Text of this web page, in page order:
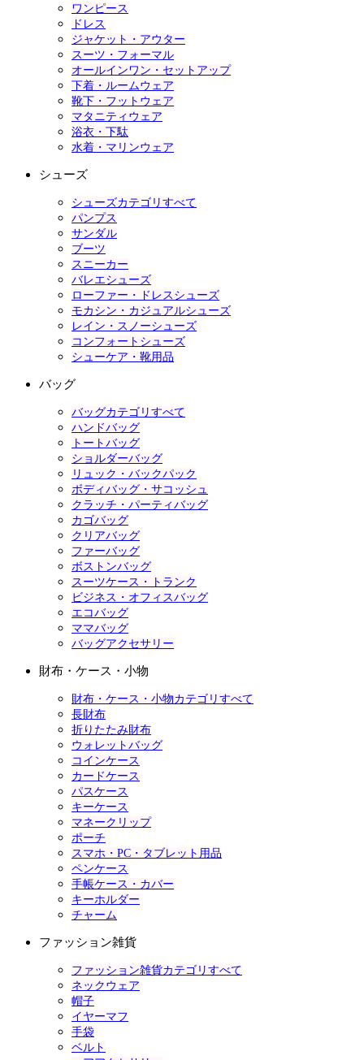
ワンピース
ドレス
ジャケット・アウター
スーツ・フォーマル
オールインワン・セットアップ
下着・ルームウェア
靴下・フットウェア
マタニティウェア
浴衣・下駄
水着・マリンウェア
シューズ
シューズカテゴリすべて
パンプス
サンダル
ブーツ
スニーカー
バレエシューズ
ローファー・ドレスシューズ
モカシン・カジュアルシューズ
レイン・スノーシューズ
コンフォートシューズ
シューケア・靴用品
バッグ
バッグカテゴリすべて
ハンドバッグ
トートバッグ
ショルダーバッグ
リュック・バックパック
ボディバッグ・サコッシュ
クラッチ・パーティバッグ
カゴバッグ
クリアバッグ
ファーバッグ
ボストンバッグ
スーツケース・トランク
ビジネス・オフィスバッグ
エコバッグ
ママバッグ
バッグアクセサリー
財布・ケース・小物
財布・ケース・小物カテゴリすべて
長財布
折りたたみ財布
ウォレットバッグ
コインケース
カードケース
パスケース
キーケース
マネークリップ
ポーチ
スマホ・PC・タブレット用品
ペンケース
手帳ケース・カバー
キーホルダー
チャーム
ファッション雑貨
ファッション雑貨カテゴリすべて
ネックウェア
帽子
イヤーマフ
手袋
ベルト